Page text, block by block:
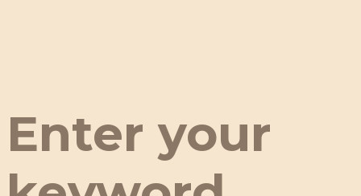
Enter your